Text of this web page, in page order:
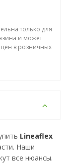
только для
и может
цен в розничных
Lineaflex
Наши
все нюансы.